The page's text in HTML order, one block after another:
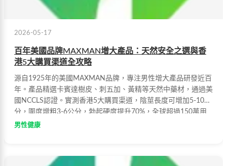
2026-05-17
百年美國品牌MAXMAN增大產品：天然安全之選與香
港5大購買渠道全攻略
源自1925年的美國MAXMAN品牌，專注男性增大產品研發近百
年。產品精選卡賓達樹皮、刺五加、黃精等天然中藥材，通過美
國NCCLS認證。實測香港5大購買渠道，陰莖長度可增加5-10公
分，圍度增粗3-6公分，勃起硬度提升70%，全球超過150萬用
戶見證。
男性健康